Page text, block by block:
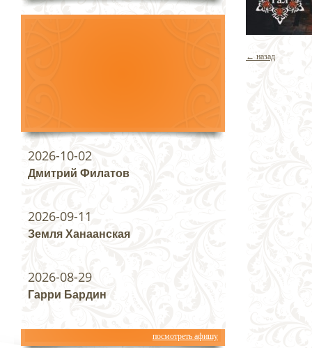
← назад
2026-10-02
Дмитрий Филатов
2026-09-11
Земля Ханаанская
2026-08-29
Гарри Бардин
посмотреть афишу